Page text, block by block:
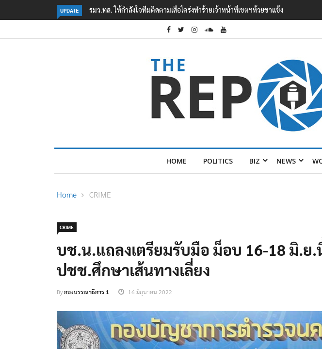
UPDATE ‘ภาคประชาสังคม’ รวมตัวคัดค้าน ‘มิน ออง ไลง์’ เยือนไทย ขึงป้าย ‘ไม่ต้อนรับอาชญาก
HOME POLITICS BIZ NEWS
Home CRIME
CRIME
บช.น.แถลงเตรียมรับมือ ม็อบ 16-18 มิ.ย.
ปชช.ศึกษาเส้นทางเลี่ยง
Byกองบรรณาธิการ 1 16 มิถุนายน 2022